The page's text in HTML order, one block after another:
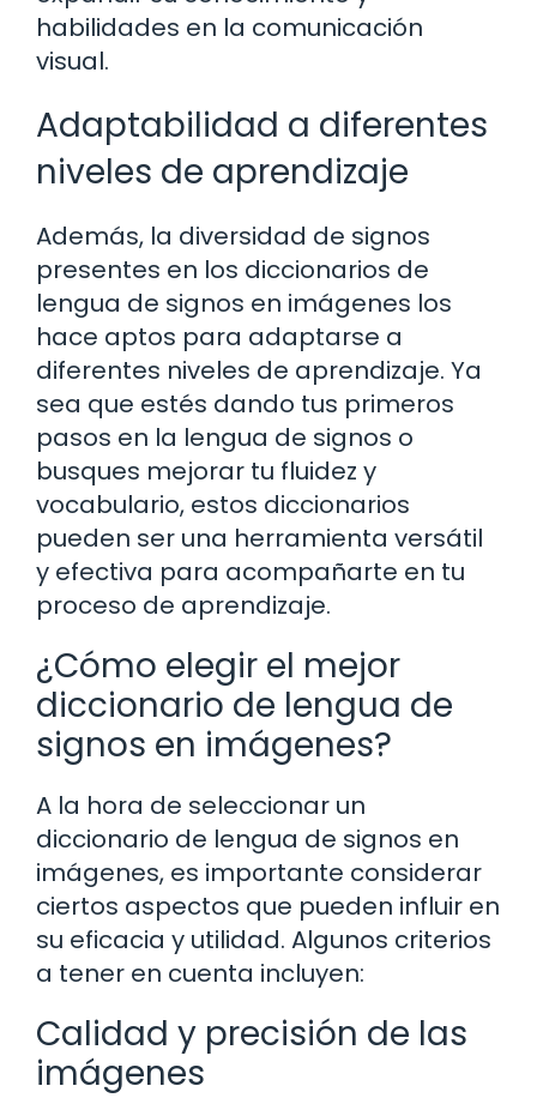
habilidades en la comunicación
visual.
Adaptabilidad a diferentes
niveles de aprendizaje
Además, la diversidad de signos
presentes en los diccionarios de
lengua de signos en imágenes los
hace aptos para adaptarse a
diferentes niveles de aprendizaje. Ya
sea que estés dando tus primeros
pasos en la lengua de signos o
busques mejorar tu fluidez y
vocabulario, estos diccionarios
pueden ser una herramienta versátil
y efectiva para acompañarte en tu
proceso de aprendizaje.
¿Cómo elegir el mejor
diccionario de lengua de
signos en imágenes?
A la hora de seleccionar un
diccionario de lengua de signos en
imágenes, es importante considerar
ciertos aspectos que pueden influir en
su eficacia y utilidad. Algunos criterios
a tener en cuenta incluyen:
Calidad y precisión de las
imágenes